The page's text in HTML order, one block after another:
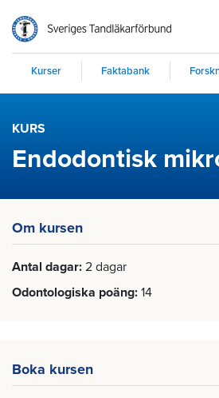
Kurser Faktabank
KURS
Endodontisk
Om kursen
Antal dagar 2 dagar
Odontologiska poäng 14
Boka kursen